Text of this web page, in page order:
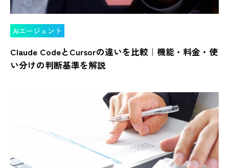
AIエージェント
Claude CodeとCursorの違いを比較｜機能・料金・使
い分けの判断基準を解説